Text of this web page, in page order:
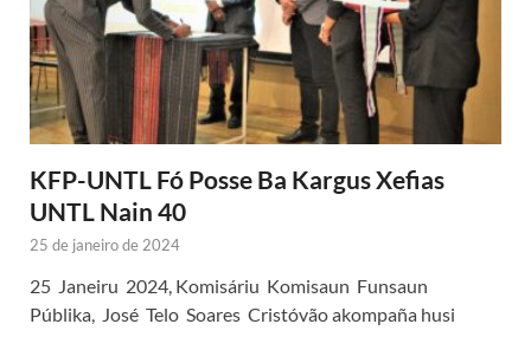
KFP-UNTL Fó Posse Ba Kargus Xefias
UNTL Nain 40
25 de janeiro de 2024
25 Janeiru 2024, Komisáriu Komisaun Funsaun
Públika, José Telo Soares Cristóvão akompaña husi